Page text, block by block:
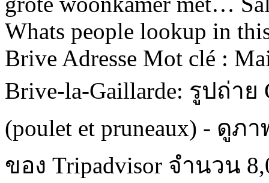
Whats people lookup in
Brive Adresse Mot clé :
Brive-la-Gaillarde: รูปถ่าย
(poulet et pruneaux) - ดู
ของ Tripadvisor จำนวน